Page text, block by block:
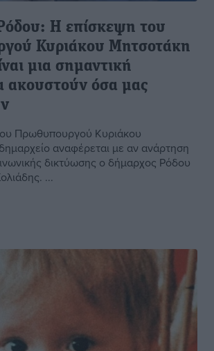
Η επίσκεψη του
Κυριάκου Μητσοτάκη
μια σημαντική
ακουστούν όσα μας
Πρωθυπουργού Κυριάκου
αναφέρεται με αν ανάρτηση
δικτύωσης ο δήμαρχος Ρόδου
...